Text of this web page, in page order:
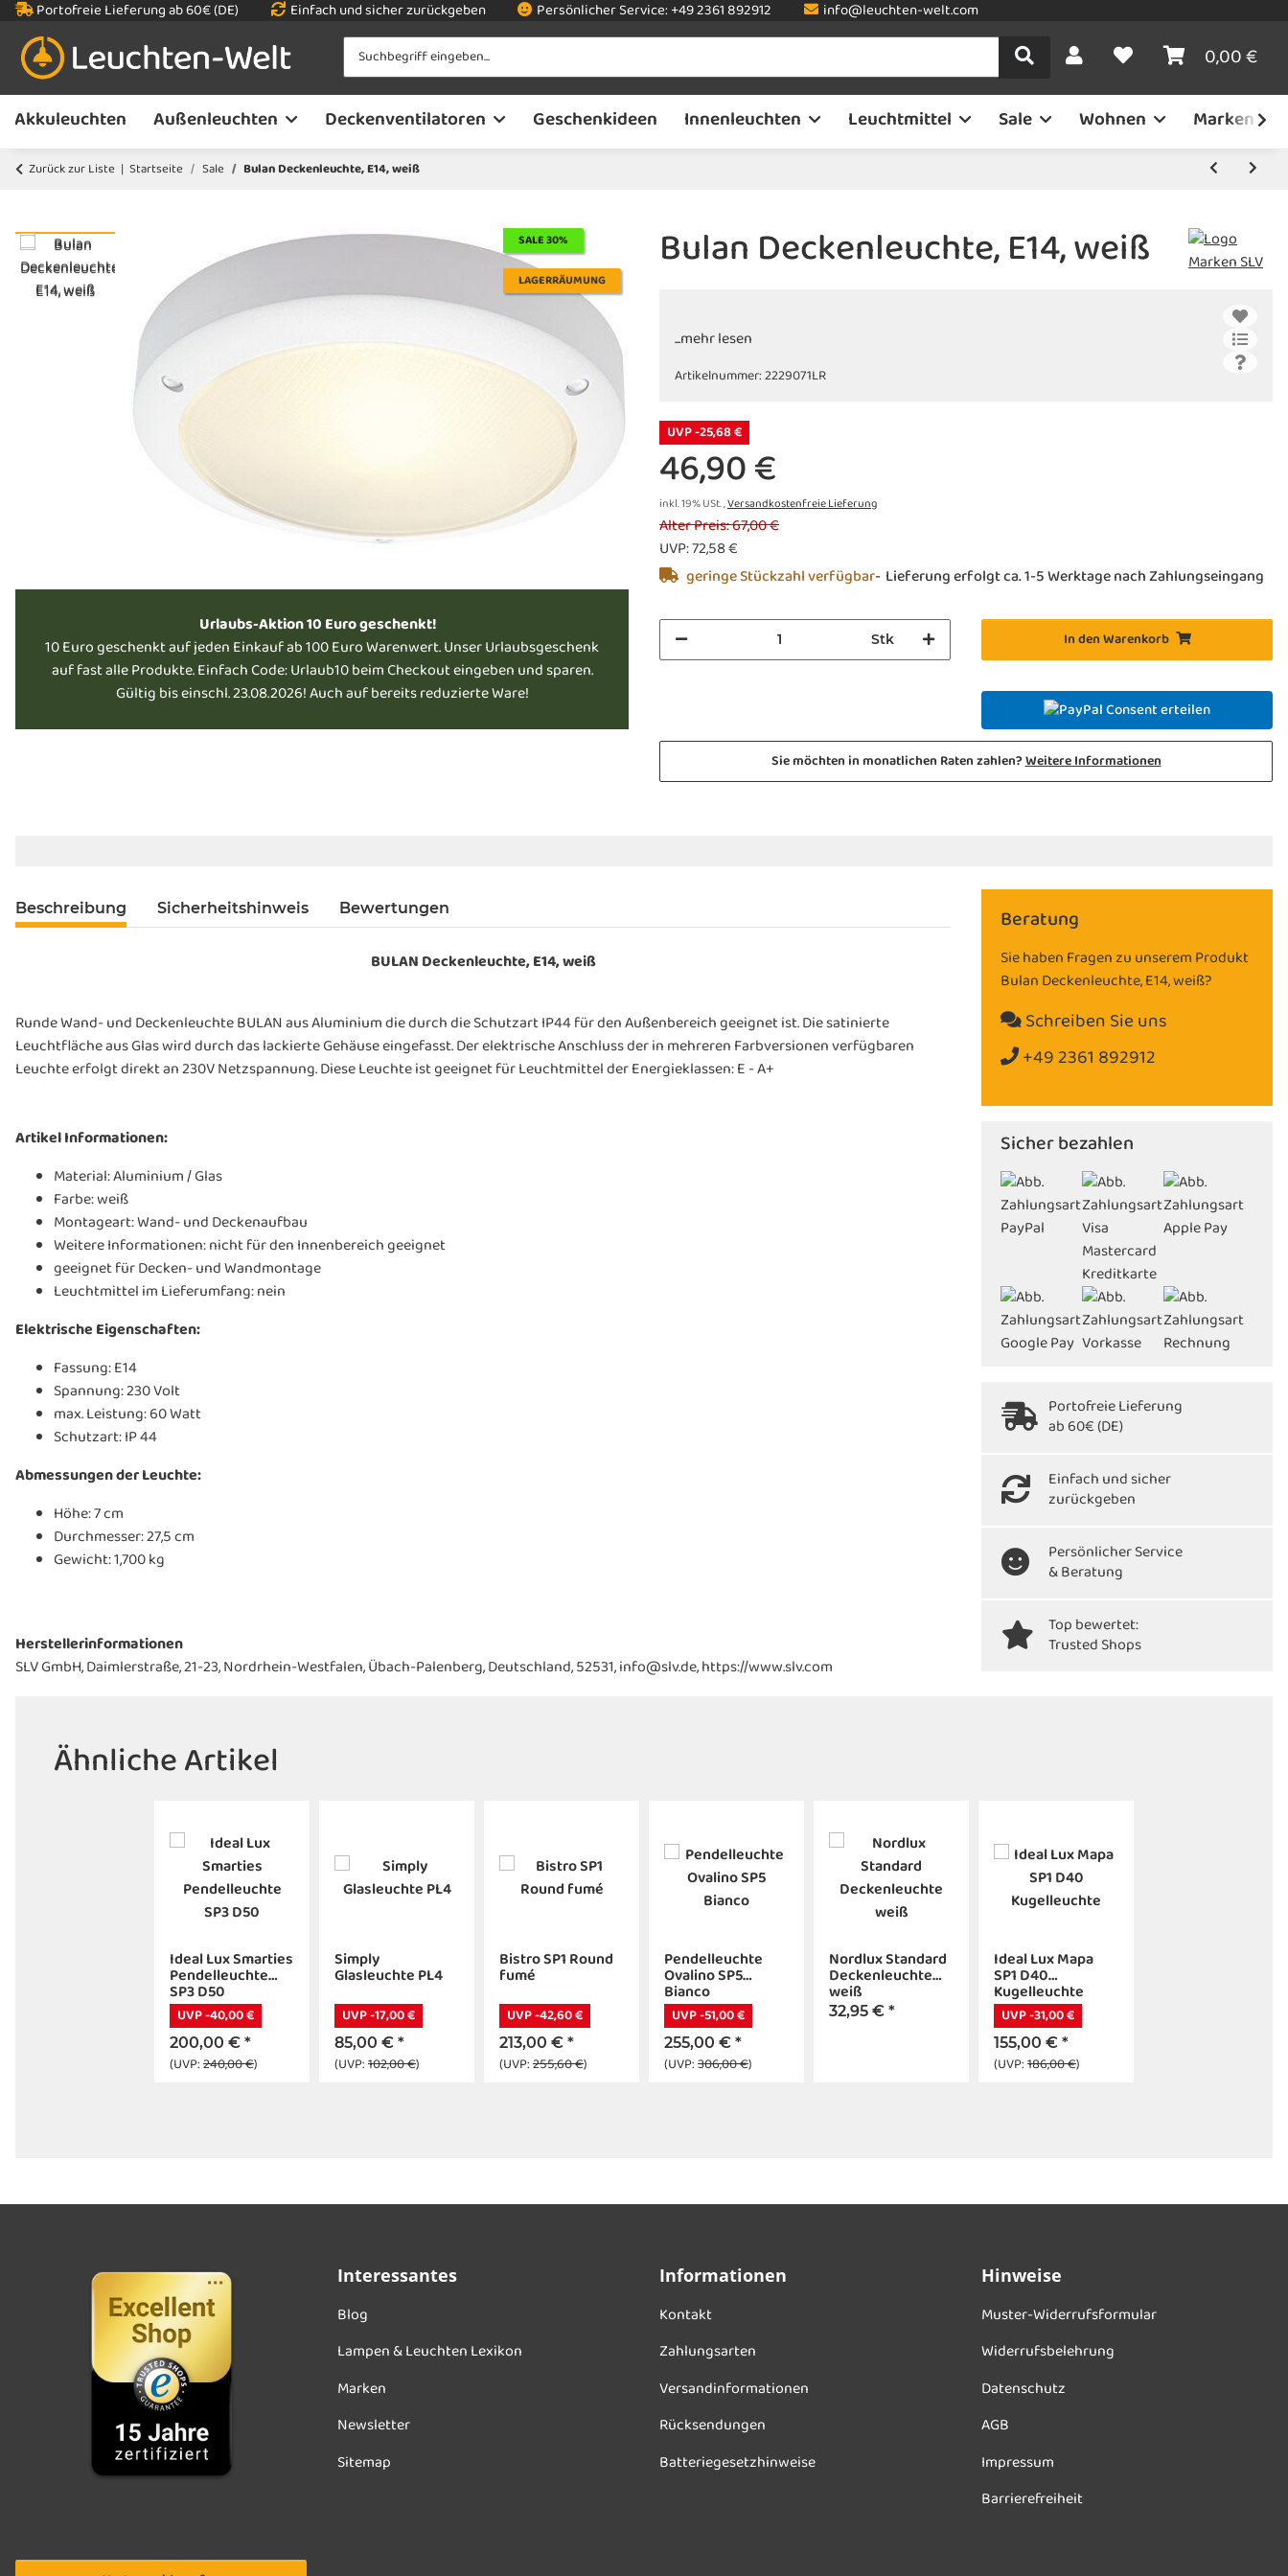
Portofreie Lieferung ab 60€ (DE) Einfach und sicher zurückgeben Persönlicher Service:+49 2361 892912 info@leuchten-welt.com
0,00 €
Akkuleuchten Außenleuchten Deckenventilatoren Geschenkideen Innenleuchten Leuchtmittel Sale Wohnen Marken
Zurück zur Liste Startseite Sale Bulan Deckenleuchte, E14, weiß
SALE 30%
LAGERRÄUMUNG
Urlaubs-Aktion 10 Euro geschenkt!
10 Euro geschenkt auf jeden Einkauf ab 100 Euro Warenwert. Unser Urlaubsgeschenk
auf fast alle Produkte. Einfach Code: Urlaub10 beim Checkout eingeben und sparen.
Gültig bis einschl. 23.08.2026! Auch auf bereits reduzierte Ware!
Bulan Deckenleuchte, E14, weiß
...mehr lesen
Artikelnummer:2229071LR
UVP -25,68 €
46,90 €
inkl. 19% USt. ,Versandkostenfreie Lieferung
Alter Preis: 67,00 €
UVP:72,58 €
geringe Stückzahl verfügbar Lieferung erfolgt ca. 1-5 Werktage nach Zahlungseingang
Stk In den Warenkorb
Consent erteilen
Sie möchten in monatlichen Raten zahlen?Weitere Informationen
Beschreibung Sicherheitshinweis Bewertungen
BULAN Deckenleuchte, E14, weiß
Runde Wand- und Deckenleuchte BULAN aus Aluminium die durch die Schutzart IP44 für den Außenbereich geeignet ist. Die satinierte
Leuchtfläche aus Glas wird durch das lackierte Gehäuse eingefasst. Der elektrische Anschluss der in mehreren Farbversionen verfügbaren
Leuchte erfolgt direkt an 230V Netzspannung. Diese Leuchte ist geeignet für Leuchtmittel der Energieklassen: E - A+
Artikel Informationen:
Material: Aluminium / Glas
Farbe: weiß
Montageart: Wand- und Deckenaufbau
Weitere Informationen: nicht für den Innenbereich geeignet
geeignet für Decken- und Wandmontage
Leuchtmittel im Lieferumfang: nein
Elektrische Eigenschaften:
Fassung: E14
Spannung: 230 Volt
max. Leistung: 60 Watt
Schutzart: IP 44
Abmessungen der Leuchte:
Höhe: 7 cm
Durchmesser: 27,5 cm
Gewicht: 1,700 kg
Herstellerinformationen
SLV GmbH, Daimlerstraße, 21-23, Nordrhein-Westfalen, Übach-Palenberg, Deutschland, 52531, info@slv.de, https://www.slv.com
Beratung
Sie haben Fragen zu unserem Produkt
Bulan Deckenleuchte, E14, weiß?
Schreiben Sie uns
+49 2361 892912
Sicher bezahlen
Portofreie Lieferung
ab 60€ (DE)
Einfach und sicher
zurückgeben
Persönlicher Service
& Beratung
Top bewertet:
Trusted Shops
Ähnliche Artikel
Ideal Lux Smarties
Pendelleuchte
SP3 D50
UVP -40,00 €
200,00 € *
(UVP:240,00 €)
Simply
Glasleuchte PL4
UVP -17,00 €
85,00 € *
(UVP:102,00 €)
Bistro SP1 Round
fumé
UVP -42,60 €
213,00 € *
(UVP:255,60 €)
Pendelleuchte
Ovalino SP5
Bianco
UVP -51,00 €
255,00 € *
(UVP:306,00 €)
Nordlux Standard
Deckenleuchte
weiß
32,95 € *
Ideal Lux Mapa
SP1 D40
Kugelleuchte
UVP -31,00 €
155,00 € *
(UVP:186,00 €)
Interessantes
Blog
Lampen & Leuchten Lexikon
Marken
Newsletter
Sitemap
Informationen
Kontakt
Zahlungsarten
Versandinformationen
Rücksendungen
Batteriegesetzhinweise
Hinweise
Muster-Widerrufsformular
Widerrufsbelehrung
Datenschutz
AGB
Impressum
Barrierefreiheit